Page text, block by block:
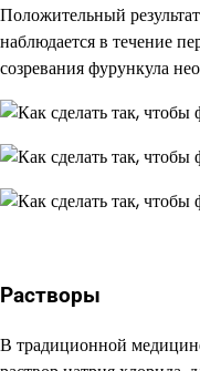
Положительный
наблюдается в течение
созревания фурункула
Растворы
В традиционной